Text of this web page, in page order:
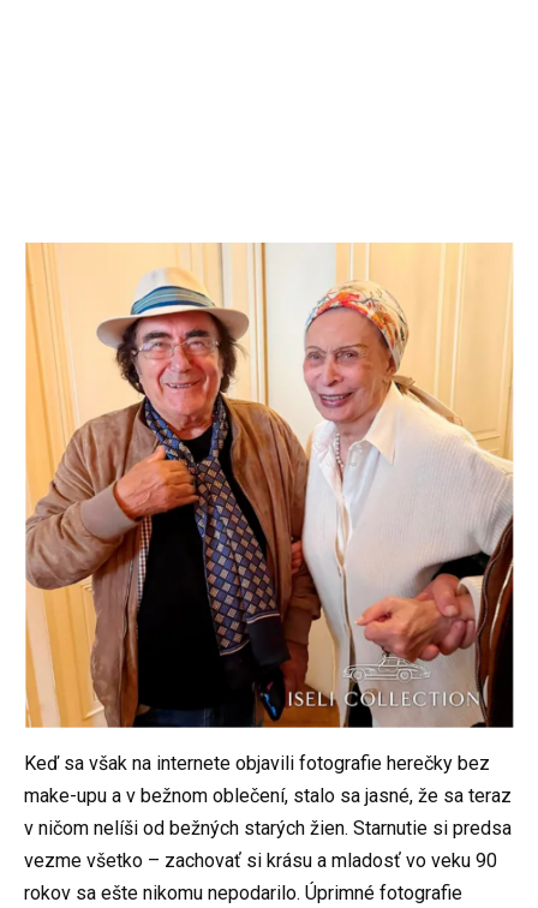
Keď sa však na internete objavili fotografie herečky bez
make-upu a v bežnom oblečení, stalo sa jasné, že sa teraz
v ničom nelíši od bežných starých žien. Starnutie si predsa
vezme všetko – zachovať si krásu a mladosť vo veku 90
rokov sa ešte nikomu nepodarilo. Úprimné fotografie